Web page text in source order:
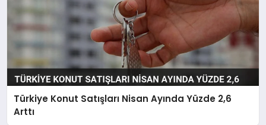
Türkiye Konut Satışları Nisan Ayında Yüzde 2,6
Arttı